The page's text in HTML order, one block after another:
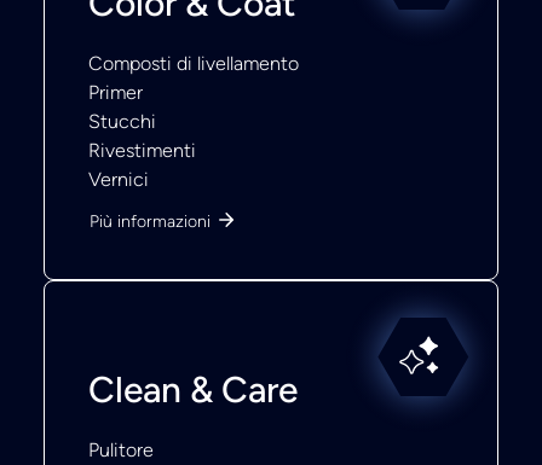
Composti di livellamento
Primer
Stucchi
Rivestimenti
Vernici
Più informazioni
Clean & Care
Pulitore